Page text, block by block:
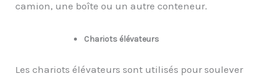
camion, une boîte ou un autre conteneur.
Chariots élévateurs
Les chariots élévateurs sont utilisés pour soulever